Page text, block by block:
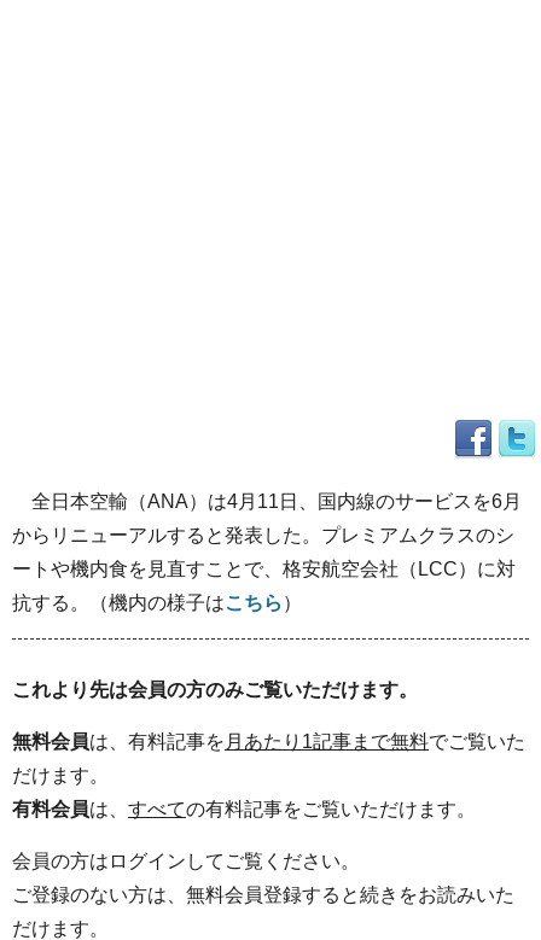
全日本空輸（ANA）は4月11日、国内線のサービスを6月
からリニューアルすると発表した。プレミアムクラスのシ
ートや機内食を見直すことで、格安航空会社（LCC）に対
抗する。（機内の様子はこちら ）
これより先は会員の方のみご覧いただけます。
無料会員は、有料記事を 月あたり1記事まで無料でご覧いた
だけます。
有料会員は、 すべての有料記事をご覧いただけます。
会員の方はログインしてご覧ください。
ご登録のない方は、無料会員登録すると続きをお読みいた
だけます。